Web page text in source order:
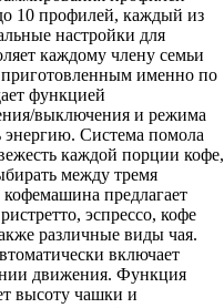
10 профилей, каждый из
настройки для
каждому члену семьи
приготовленным именно по
функцией
выключения и режима
энергию. Система помола
каждой порции кофе,
между тремя
предлагает
эспрессо, кофе
различные виды чая.
включает
движения. Функция
высоту чашки и